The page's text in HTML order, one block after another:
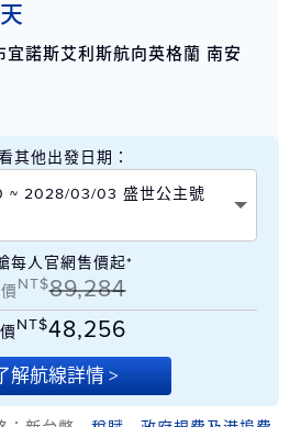
宜諾斯艾利斯航向英格蘭 南安
其他出發日期：
~ 2028/03/03 盛世公主號
每人官網售價起*
NT$89,284
NT$48,256
解航線詳情 >